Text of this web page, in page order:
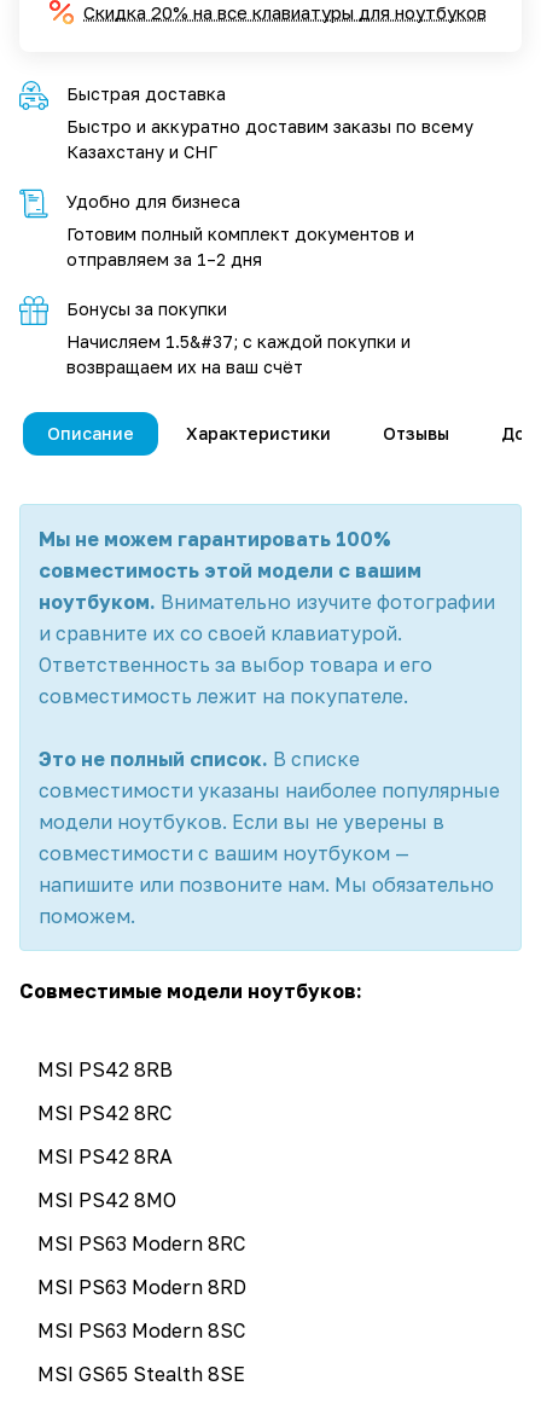
Скидка 20% на все клавиатуры для ноутбуков
Быстрая доставка
Быстро и аккуратно доставим заказы по всему
Казахстану и СНГ
Удобно для бизнеса
Готовим полный комплект документов и
отправляем за 1–2 дня
Бонусы за покупки
Начисляем 1.5&#37; с каждой покупки и
возвращаем их на ваш счёт
Описание Характеристики Отзывы
Мы не можем гарантировать 100%
совместимость этой модели с вашим
ноутбуком. Внимательно изучите фотографии
и сравните их со своей клавиатурой.
Ответственность за выбор товара и его
совместимость лежит на покупателе.
Это не полный список. В списке
совместимости указаны наиболее популярные
модели ноутбуков. Если вы не уверены в
совместимости с вашим ноутбуком —
напишите или позвоните нам. Мы обязательно
поможем.
Совместимые модели ноутбуков:
MSI PS42 8RB
MSI PS42 8RC
MSI PS42 8RA
MSI PS42 8MO
MSI PS63 Modern 8RC
MSI PS63 Modern 8RD
MSI PS63 Modern 8SC
MSI GS65 Stealth 8SE